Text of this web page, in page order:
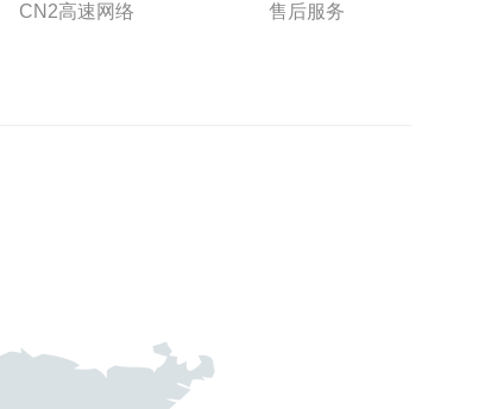
CN2高速网络
售后服务